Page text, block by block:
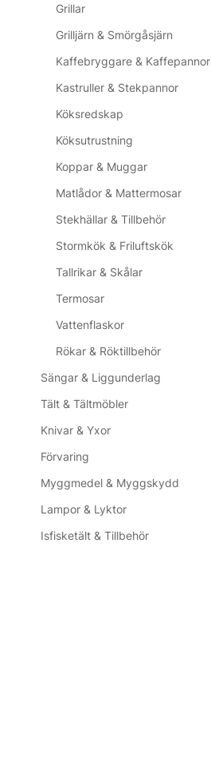
Grillar
Grilljärn & Smörgåsjärn
Kaffebryggare & Kaffepannor
Kastruller & Stekpannor
Köksredskap
Köksutrustning
Koppar & Muggar
Matlådor & Mattermosar
Stekhällar & Tillbehör
Stormkök & Friluftskök
Tallrikar & Skålar
Termosar
Vattenflaskor
Rökar & Röktillbehör
Sängar & Liggunderlag
Tält & Tältmöbler
Knivar & Yxor
Förvaring
Myggmedel & Myggskydd
Lampor & Lyktor
Isfisketält & Tillbehör